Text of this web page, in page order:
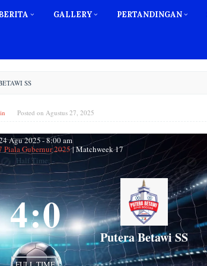
GALLERY PERTANDINGAN
SS
Posted on Agustus 27, 2025
Agu 2025-8:00 am
Piala Gubernur 2025| Matchweek 17
Half Time: -
4:0 Putera Betawi SS